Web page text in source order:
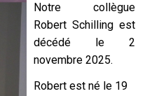
Notre collègue
Robert Schilling est
décédé le 2
novembre 2025.
Robert est né le 19